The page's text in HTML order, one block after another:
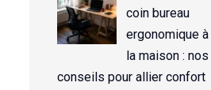
coin bureau
ergonomique à
la maison : nos
conseils pour allier confort